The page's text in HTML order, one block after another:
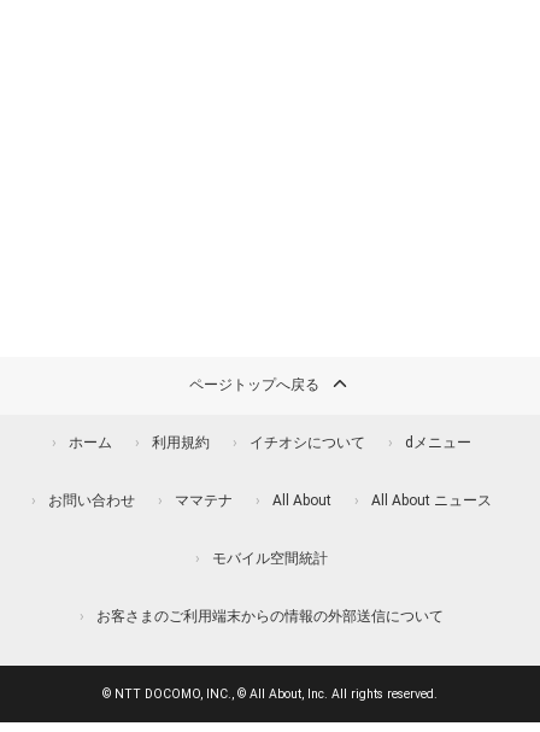
ページトップへ戻る
ホーム 利用規約 イチオシについて dメニュー
お問い合わせ ママテナ All About All About ニュース
モバイル空間統計
お客さまのご利用端末からの情報の外部送信について
© NTT DOCOMO, INC., © All About, Inc. All rights reserved.